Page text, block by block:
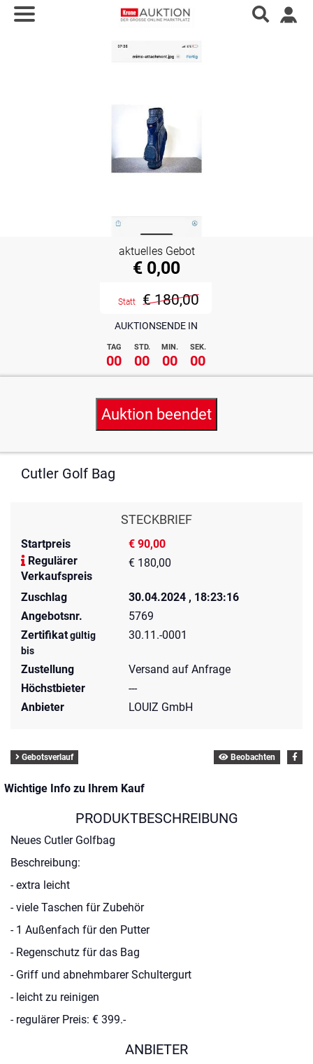
AUKTIONSENDE IN
TAG STD. MIN. SEK.
00 00 00 00
aktuelles Gebot
€ 0,00
Statt € 180,00
Auktion beendet
Cutler Golf Bag
STECKBRIEF
Startpreis
€ 90,00
Regulärer
Verkaufspreis
€ 180,00
Zuschlag
30.04.2024 , 18:23:16
Angebotsnr.
5769
Zertifikatgültig
bis
30.11.-0001
Zustellung
Versand auf Anfrage
Höchstbieter
---
Anbieter
LOUIZ GmbH
Gebotsverlauf Beobachten
Wichtige Info zu Ihrem Kauf
PRODUKTBESCHREIBUNG
Neues Cutler Golfbag
Beschreibung:
- extra leicht
- viele Taschen für Zubehör
- 1 Außenfach für den Putter
- Regenschutz für das Bag
- Griff und abnehmbarer Schultergurt
- leicht zu reinigen
- regulärer Preis: € 399.-
ANBIETER